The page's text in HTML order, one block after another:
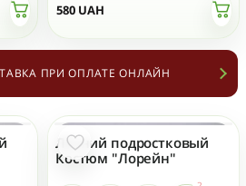
580 UAH
ПРИ ОПЛАТЕ ОНЛАЙН
Летний подростковый
Костюм "Лорейн"